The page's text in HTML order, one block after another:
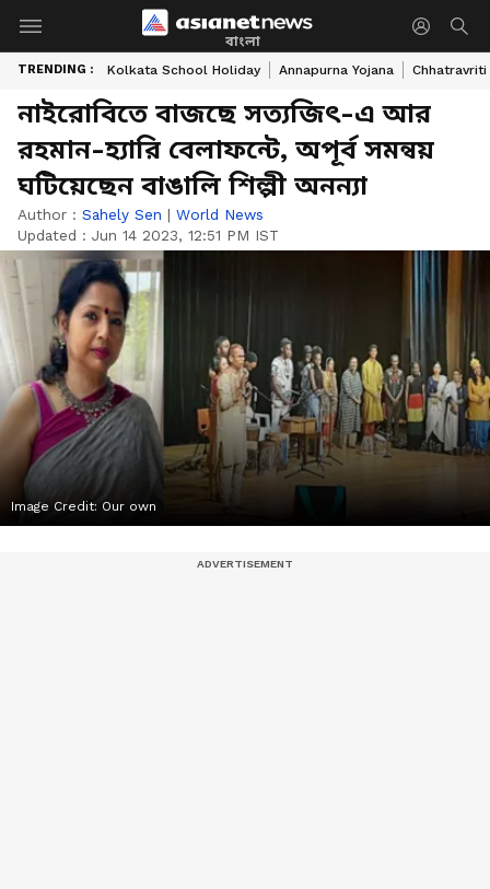
বাংলা
TRENDING : Kolkata School Holiday Annapurna Yojana Chhatravriti
নাইরোবিতে বাজছে সত্যজিৎ-এ আর
রহমান-হ্যারি বেলাফন্টে, অপূর্ব সমন্বয়
ঘটিয়েছেন বাঙালি শিল্পী অনন্যা
Author : Sahely Sen | World News
Updated : Jun 14 2023, 12:51 PM IST
Image Credit: Our own